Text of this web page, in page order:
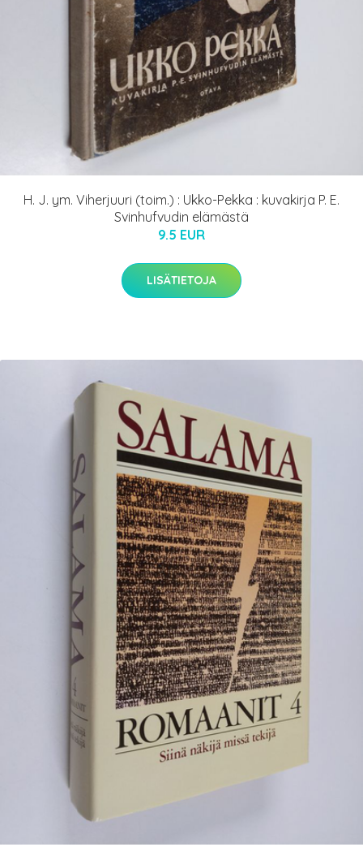
H. J. ym. Viherjuuri (toim.) : Ukko-Pekka : kuvakirja P. E.
Svinhufvudin elämästä
9.5 EUR
LISÄTIETOJA